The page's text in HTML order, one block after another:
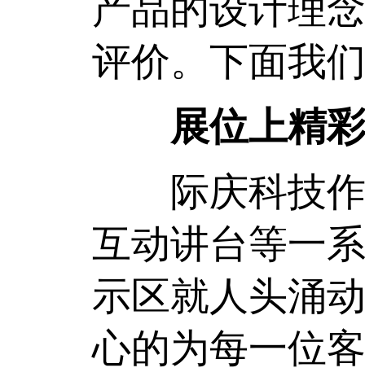
产品的设计理
评价。下面我
展位上精
际庆科技作
互动讲台等一
示区就人头涌
心的为每一位